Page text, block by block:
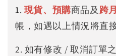
1. 現貨、預購商品及 跨
帳，如遇以上情況將直
2. 如有修改 / 取消訂單